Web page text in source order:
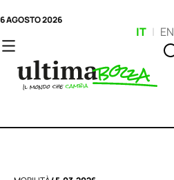
6 AGOSTO 2026
IT | EN